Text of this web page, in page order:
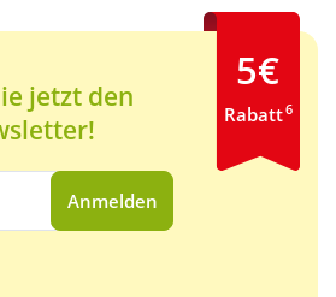
jetzt den
Anmelden
5€
Rabatt6